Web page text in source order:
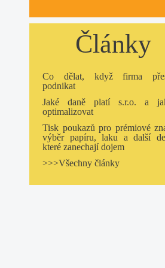
Články
Co dělat, když firma
podnikat
Jaké daně platí s.r.o. a
optimalizovat
Tisk poukazů pro prémiové
výběr papíru, laku a další
které zanechají dojem
>>>Všechny články